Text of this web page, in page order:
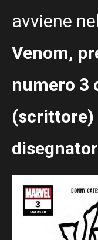
avviene
Venom,
numero 3
(scrittore)